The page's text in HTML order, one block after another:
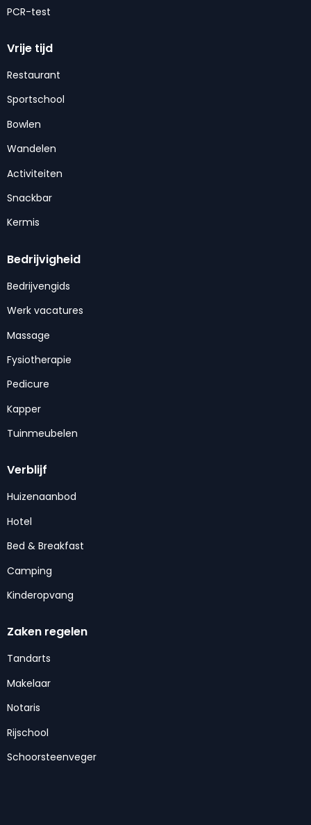
PCR-test
Vrije tijd
Restaurant
Sportschool
Bowlen
Wandelen
Activiteiten
Snackbar
Kermis
Bedrijvigheid
Bedrijvengids
Werk vacatures
Massage
Fysiotherapie
Pedicure
Kapper
Tuinmeubelen
Verblijf
Huizenaanbod
Hotel
Bed & Breakfast
Camping
Kinderopvang
Zaken regelen
Tandarts
Makelaar
Notaris
Rijschool
Schoorsteenveger